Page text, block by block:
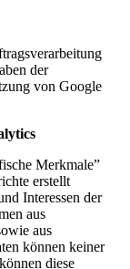
der
von Google
Merkmale”
erstellt
Interessen der
aus
aus
können keiner
diese